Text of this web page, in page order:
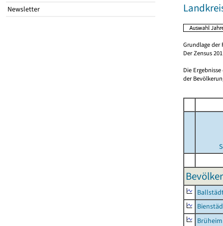
Newsletter
Grundlage der
Der Zensus
Die
der
Brüheim